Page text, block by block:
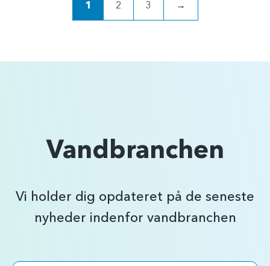
1 2 3 →
Vandbranchen
Vi holder dig opdateret på de seneste
nyheder indenfor vandbranchen